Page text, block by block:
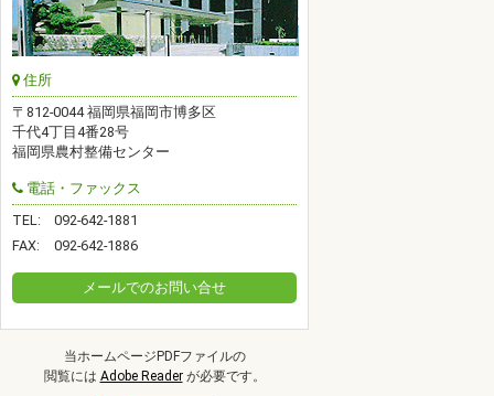
住所
〒812-0044 福岡県福岡市博多区
千代4丁目4番28号
福岡県農村整備センター
電話・ファックス
TEL:
092-642-1881
FAX:
092-642-1886
メールでのお問い合せ
当ホームページPDFファイルの
閲覧には Adobe Readerが必要です。